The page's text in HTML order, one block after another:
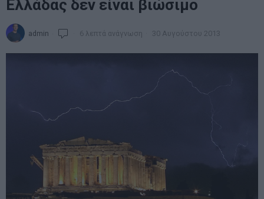
Ελλάδας δεν είναι βιώσιμο
admin 6 λεπτά ανάγνωση 30 Αυγούστου 2013